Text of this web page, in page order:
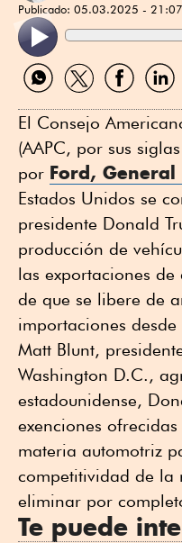
Publicado: 05.03.2025 - 21:07
Compartir
por
Compartir
por
Compartir
por
por
El Consejo
(AAPC, por sus
por Ford,
Estados Unidos se
presidente Donald
producción de
las exportaciones
de que se libere de
importaciones
Matt Blunt,
Washington D.C.,
estadounidense,
exenciones
materia automotriz
competitividad de la
eliminar por
Te puede